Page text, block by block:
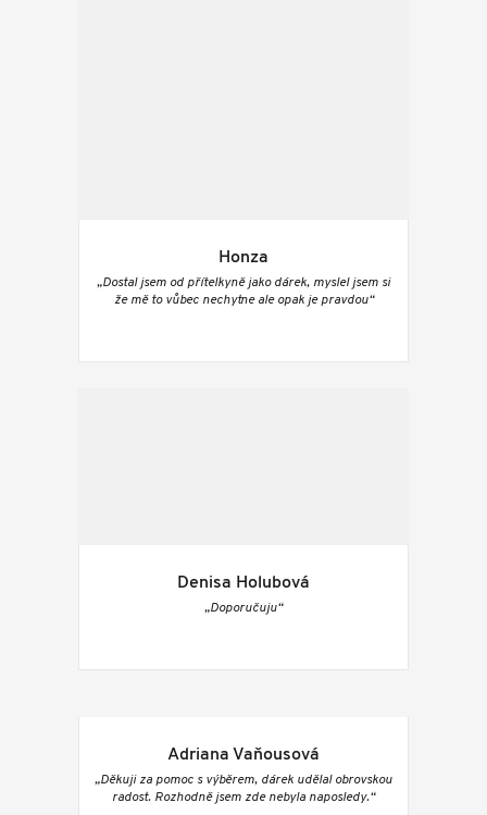
Honza
„Dostal jsem od přítelkyně jako dárek, myslel jsem si
že mě to vůbec nechytne ale opak je pravdou“
Denisa Holubová
„Doporučuju“
Adriana Vaňousová
„Děkuji za pomoc s výběrem, dárek udělal obrovskou
radost. Rozhodně jsem zde nebyla naposledy.“